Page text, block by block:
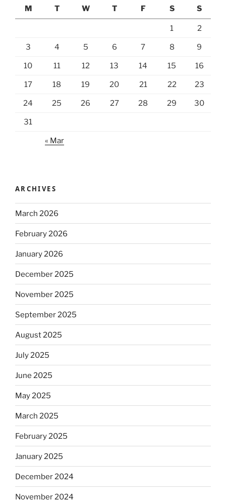
M
T W T F S S
1 2
3 4 5 6 7 8 9
10 11 12 13 14 15 16
17 18 19 20 21 22 23
24 25 26 27 28 29 30
31
« Mar
ARCHIVES
March 2026
February 2026
January 2026
December 2025
November 2025
September 2025
August 2025
July 2025
June 2025
May 2025
March 2025
February 2025
January 2025
December 2024
November 2024